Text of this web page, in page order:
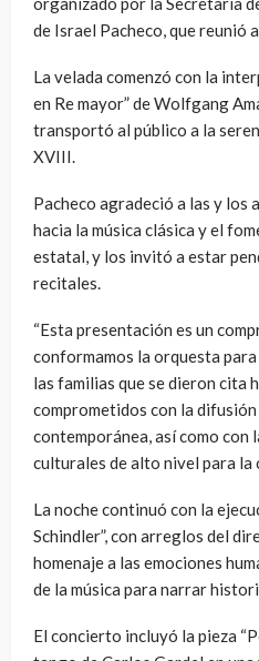
de Israel Pacheco, que reunió
La velada comenzó con la
en Re mayor” de Wolfgang
transportó al público a la
XVIII.
Pacheco agradeció a las y los
hacia la música clásica y el
estatal, y los invitó a estar
recitales.
“Esta presentación es un
conformamos la orquesta
las familias que se dieron cita
comprometidos con la difusión
contemporánea, así como con
culturales de alto nivel para la
La noche continuó con la
Schindler”, con arreglos del
homenaje a las emociones
de la música para narrar
El concierto incluyó la pieza